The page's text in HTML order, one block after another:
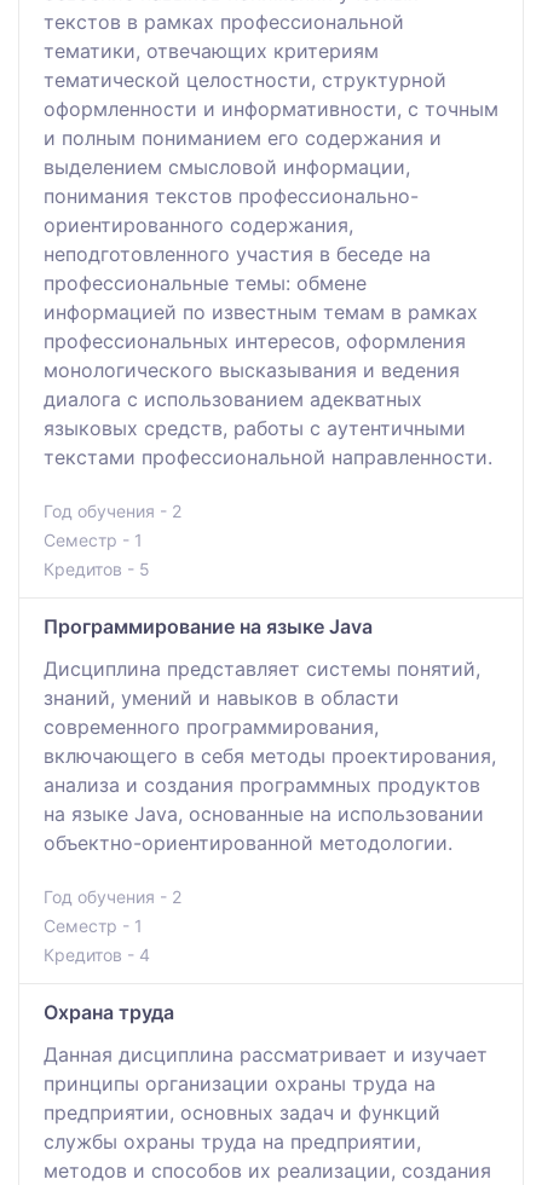
текстов в рамках профессиональной
тематики, отвечающих критериям
тематической целостности, структурной
оформленности и информативности, с точным
и полным пониманием его содержания и
выделением смысловой информации,
понимания текстов профессионально-
ориентированного содержания,
неподготовленного участия в беседе на
профессиональные темы: обмене
информацией по известным темам в рамках
профессиональных интересов, оформления
монологического высказывания и ведения
диалога с использованием адекватных
языковых средств, работы с аутентичными
текстами профессиональной направленности.
Год обучения - 2
Семестр - 1
Кредитов - 5
Программирование на языке Java
Дисциплина представляет системы понятий,
знаний, умений и навыков в области
современного программирования,
включающего в себя методы проектирования,
анализа и создания программных продуктов
на языке Java, основанные на использовании
объектно-ориентированной методологии.
Год обучения - 2
Семестр - 1
Кредитов - 4
Охрана труда
Данная дисциплина рассматривает и изучает
принципы организации охраны труда на
предприятии, основных задач и функций
службы охраны труда на предприятии,
методов и способов их реализации, создания